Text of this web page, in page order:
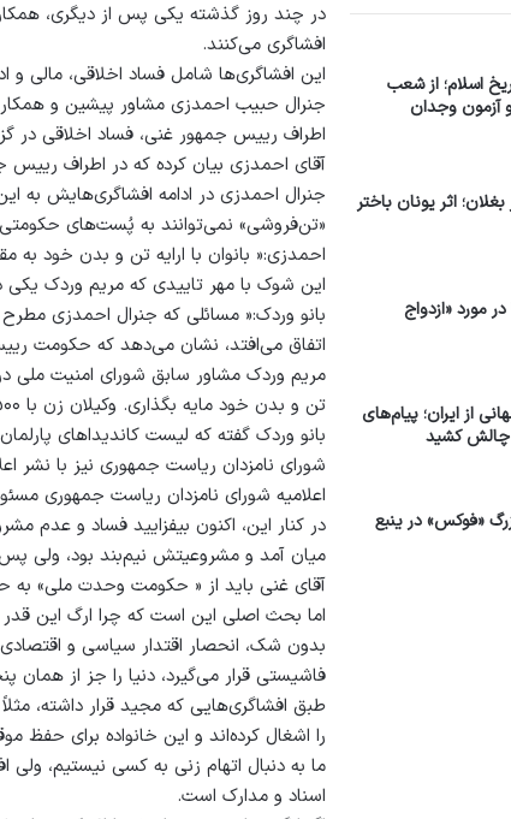
در چند روز گذشته یکی پس از دیگری،
افشاگری می‌کنند.
این افشاگری‌ها شامل فساد اخلاقی، مالی و
جنرال حبیب احمدزی مشاور پیشین و همکار
اطراف رییس جمهور غنی، فساد اخلاقی در
آقای احمدزی بیان کرده که در اطراف
جنرال احمدزی در ادامه افشاگری‌هایش به
«تن‌فروشی» نمی‌توانند به پُست‌های
احمدزی:« بانوان با ارایه تن و بدن خود به
این شوک با مهر تاییدی که مریم وردک یکی
بانو وردک:« مسائلی که جنرال احمدزی
اتفاق می‌افتد، نشان می‌دهد که حکومت
مریم وردک مشاور سابق شورای امنیت ملی در
تن و بدن خود مایه بگذاری. وکیلان زن با ۵۰۰ و ۶۰۰ رای خود کامیاب ساخته می‌شوند.»
بانو وردک گفته که لیست کاندیداهای
شورای نامزدان ریاست جمهوری نیز با نشر
اعلامیه شورای نامزدان ریاست جمهوری
در کنار این، اکنون بیفزایید فساد و عدم
میان آمد و مشروعیتش نیم‌بند بود، ولی پس
آقای غنی باید از « حکومت وحدت ملی» به
اما بحث اصلی این است که چرا ارگ این
بدون شک، انحصار اقتدار سیاسی و
فاشیستی قرار می‌گیرد، دنیا را جز از همان
طبق افشاگری‌هایی که مجید قرار داشته،
را اشغال کرده‌اند و این خانواده برای
ما به دنبال اتهام زنی به کسی نیستیم، ولی
اسناد و مدارک است.
اسلام؛ از شعب
آزمون وجدان
اثر یونان باختر
مورد «ازدواج
از ایران؛ پیام‌های
چالش کشید
«فوکس» در ینبع